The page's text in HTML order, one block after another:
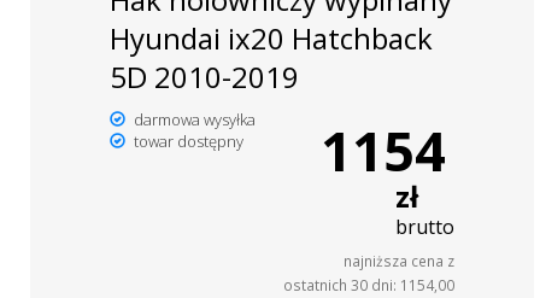
Hyundai ix20 Hatchback
5D 2010-2019
darmowa wysyłka
towar dostępny
1154
zł
brutto
najniższa cena z
ostatnich 30 dni: 1154,00